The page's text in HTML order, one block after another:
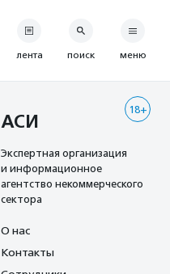
лента поиск меню
18+
АСИ
Экспертная организация
и информационное
агентство некоммерческого
сектора
О нас
Контакты